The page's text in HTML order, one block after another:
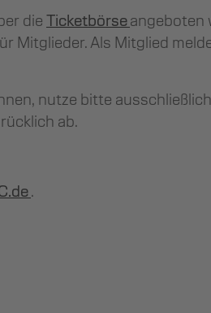
dieTicketbörseangeboten
Mitglieder. Als Mitglied
nutze bitte
ab.
.